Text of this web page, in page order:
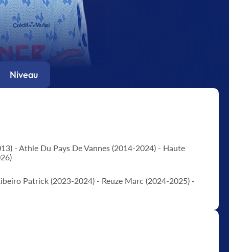
Niveau
- Athle Du Pays De Vannes (2014-2024) - Haute
Patrick (2023-2024) - Reuze Marc (2024-2025) -